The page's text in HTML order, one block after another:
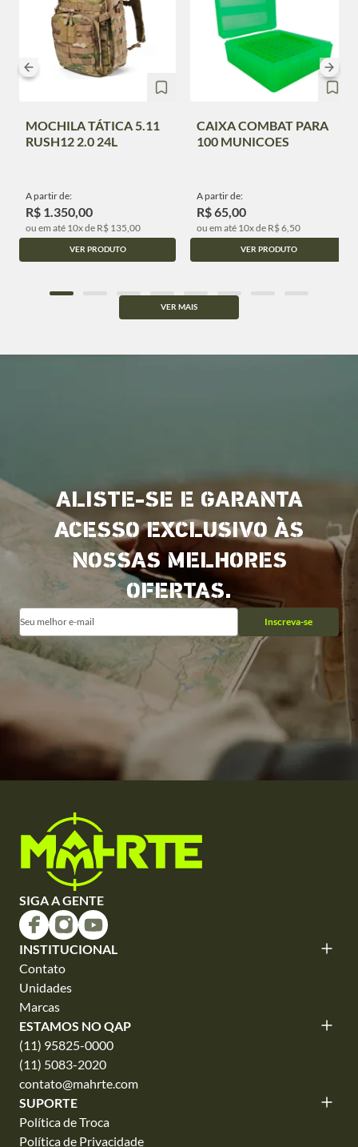
MOCHILA TÁTICA 5.11
RUSH12 2.0 24L
A partir de:
R$ 1.350,00
ou em até 10x de R$ 135,00
VER PRODUTO
CAIXA COMBAT PARA
100 MUNICOES
A partir de:
R$ 65,00
ou em até 10x de R$ 6,50
VER PRODUTO
VER MAIS
ALISTE-SE E GARANTA
ACESSO EXCLUSIVO ÀS
NOSSAS MELHORES
OFERTAS.
Inscreva-se
SIGA A GENTE
INSTITUCIONAL
Contato
Unidades
Marcas
ESTAMOS NO QAP
(11) 95825-0000
(11) 5083-2020
contato@mahrte.com
SUPORTE
Política de Troca
Política de Privacidade